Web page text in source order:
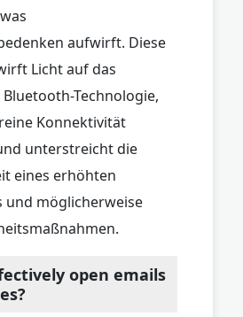
aufwirft. Diese
Licht auf das
Technologie,
Konnektivität
unterstreicht die
eines erhöhten
und möglicherweise
open emails